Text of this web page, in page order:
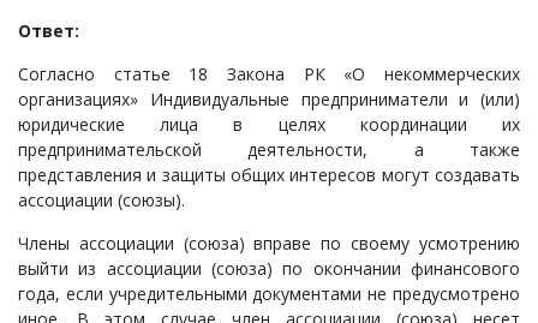
Ответ:
Согласно статье 18 Закона РК «О некоммерческих
организациях» Индивидуальные предприниматели и (или)
юридические лица в целях координации их
предпринимательской деятельности, а также
представления и защиты общих интересов могут создавать
ассоциации (союзы).
Члены ассоциации (союза) вправе по своему усмотрению
выйти из ассоциации (союза) по окончании финансового
года, если учредительными документами не предусмотрено